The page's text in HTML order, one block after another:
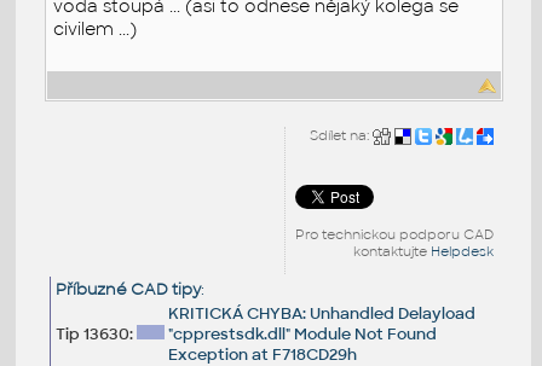
voda stoupá ... (asi to odnese nějaký kolega se
civilem ...)
Sdílet na:
Pro technickou podporu CAD
kontaktujte Helpdesk
Příbuzné CAD tipy:
Tip 13630:
KRITICKÁ CHYBA: Unhandled Delayload
"cpprestsdk.dll" Module Not Found
Exception at F718CD29h